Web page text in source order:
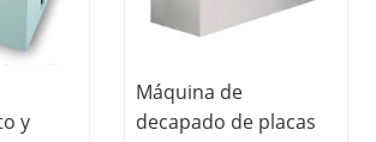
y
Máquina de
decapado de placas